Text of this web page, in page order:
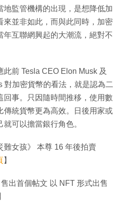
地監管機構的出現，是想降低加
來並非如此，而與此同時，加密
年互聯網興起的大潮流，絕對不
前 Tesla CEO Elon Musk 及
對加密貨幣的看法，就是認為二
回事。只因隨時間推移，使用數
傳統貨幣更為高效。日後用家或
可以擔當銀行角色。
難女孩》 本尊 16 年後拍賣
】
出首個帖文 以 NFT 形式出售